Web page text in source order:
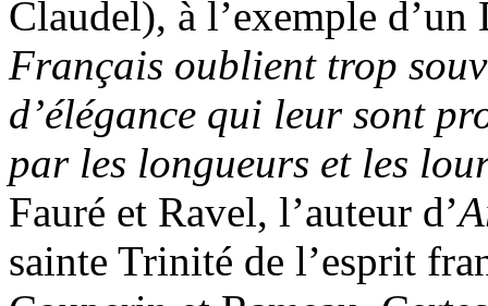
Claudel), à l’exemple
Français oublient trop
d’élégance qui leur sont
par les longueurs et les
Fauré et Ravel, l’auteur d’
sainte Trinité de l’esprit